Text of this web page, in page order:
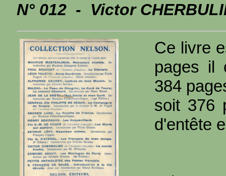
N° 012 - Victor
Ce livre
pages il
384
soit 376
d'entête